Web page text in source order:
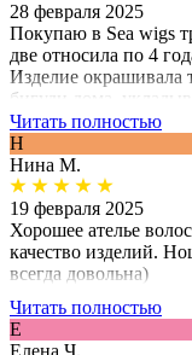
28 февраля 2025
Покупаю в Sea wigs
две относила по 4
Изделие окрашивала
бигуди дома,
рекомендации по
рекомендую
При правильном
восхищаться своим
Читать полностью
Н
Нина М.
19 февраля 2025
Хорошее ателье
качество изделий.
всегда довольна)
Читать полностью
Е